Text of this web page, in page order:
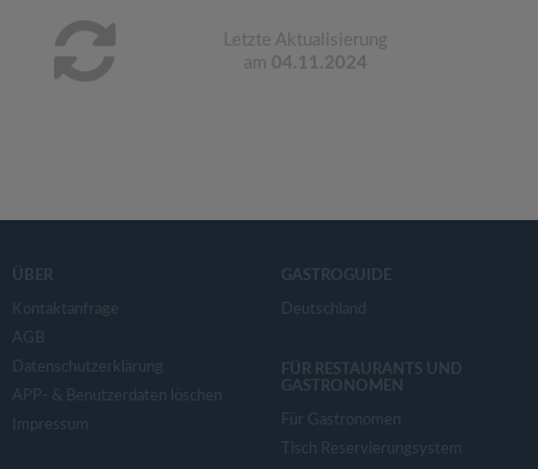
Letzte Aktualisierung
am 04.11.2024
ÜBER
Kontaktanfrage
AGB
Datenschutzerklärung
APP- & Benutzerdaten löschen
Impressum
GASTROGUIDE
Deutschland
FÜR RESTAURANTS UND
GASTRONOMEN
Für Gastronomen
Tisch Reservierungsystem